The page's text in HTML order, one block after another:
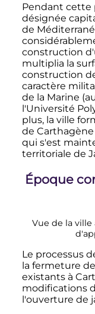
Pendant cette
désignée
de
construction
multiplia la
construction
caractère
de la Marine
l'Université
plus, la ville
de
qui s'est
territoriale de
Époque
Vue de la ville
Le processus
la fermeture
existants à
modifications
l'ouverture de